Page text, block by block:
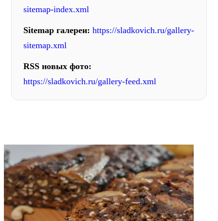
sitemap-index.xml
Sitemap галереи: https://sladkovich.ru/gallery-
sitemap.xml
RSS новых фото:
https://sladkovich.ru/gallery-feed.xml